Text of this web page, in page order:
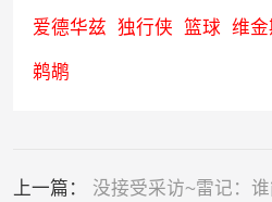
爱德华兹 独行侠 篮球 维金
鹈鹕
上一篇： 没接受采访~雷记：